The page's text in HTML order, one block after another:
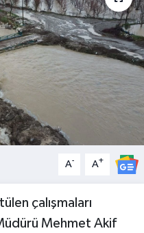
A- A+
çalışmaları
Mehmet Akif